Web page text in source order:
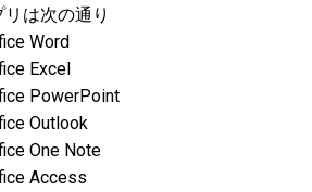
は次の通り
Word
Excel
PowerPoint
Outlook
One Note
Access